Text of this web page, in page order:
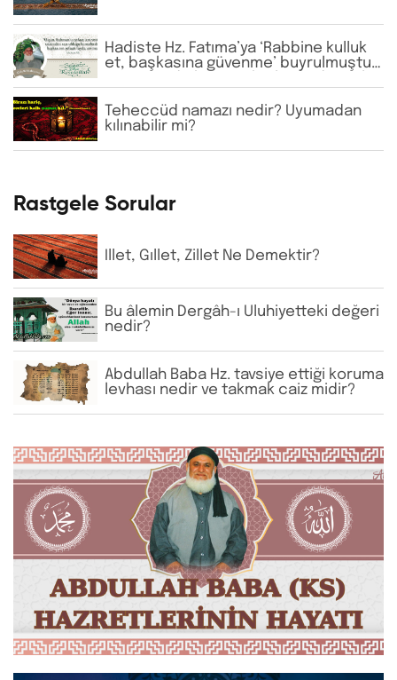
Hadiste Hz. Fatıma’ya ‘Rabbine kulluk
et, başkasına güvenme’ buyrulmuştur.
etmektedir. Bu anlayış doğru mudur?
Teheccüd namazı nedir? Uyumadan
kılınabilir mi?
Rastgele Sorular
İllet, Gıllet, Zillet Ne Demektir?
Bu âlemin Dergâh-ı Uluhiyetteki değeri
nedir?
Abdullah Baba Hz. tavsiye ettiği koruma
levhası nedir ve takmak caiz midir?